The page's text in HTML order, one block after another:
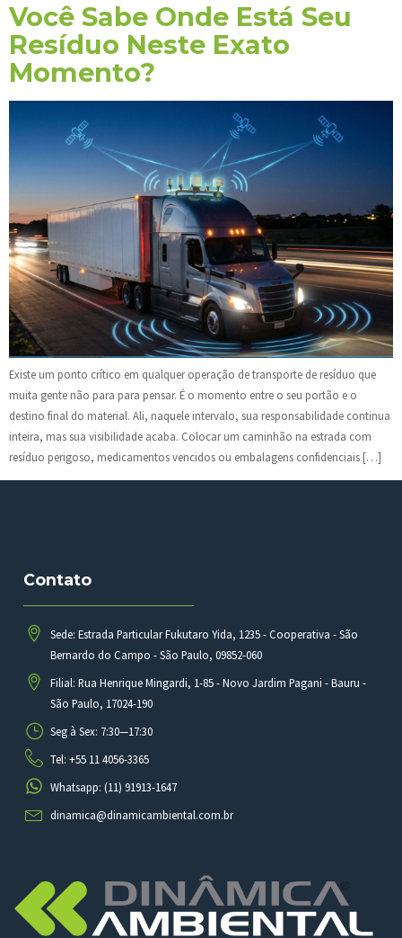
Você Sabe Onde Está Seu
Resíduo Neste Exato
Momento?
Existe um ponto crítico em qualquer operação de transporte de resíduo que
muita gente não para para pensar. É o momento entre o seu portão e o
destino final do material. Ali, naquele intervalo, sua responsabilidade continua
inteira, mas sua visibilidade acaba. Colocar um caminhão na estrada com
resíduo perigoso, medicamentos vencidos ou embalagens confidenciais […]
Contato
Sede: Estrada Particular Fukutaro Yida, 1235 - Cooperativa - São
Bernardo do Campo - São Paulo, 09852-060
Filial: Rua Henrique Mingardi, 1-85 - Novo Jardim Pagani - Bauru -
São Paulo, 17024-190
Seg à Sex: 7:30—17:30
Tel: +55 11 4056-3365
Whatsapp: (11) 91913-1647
dinamica@dinamicambiental.com.br